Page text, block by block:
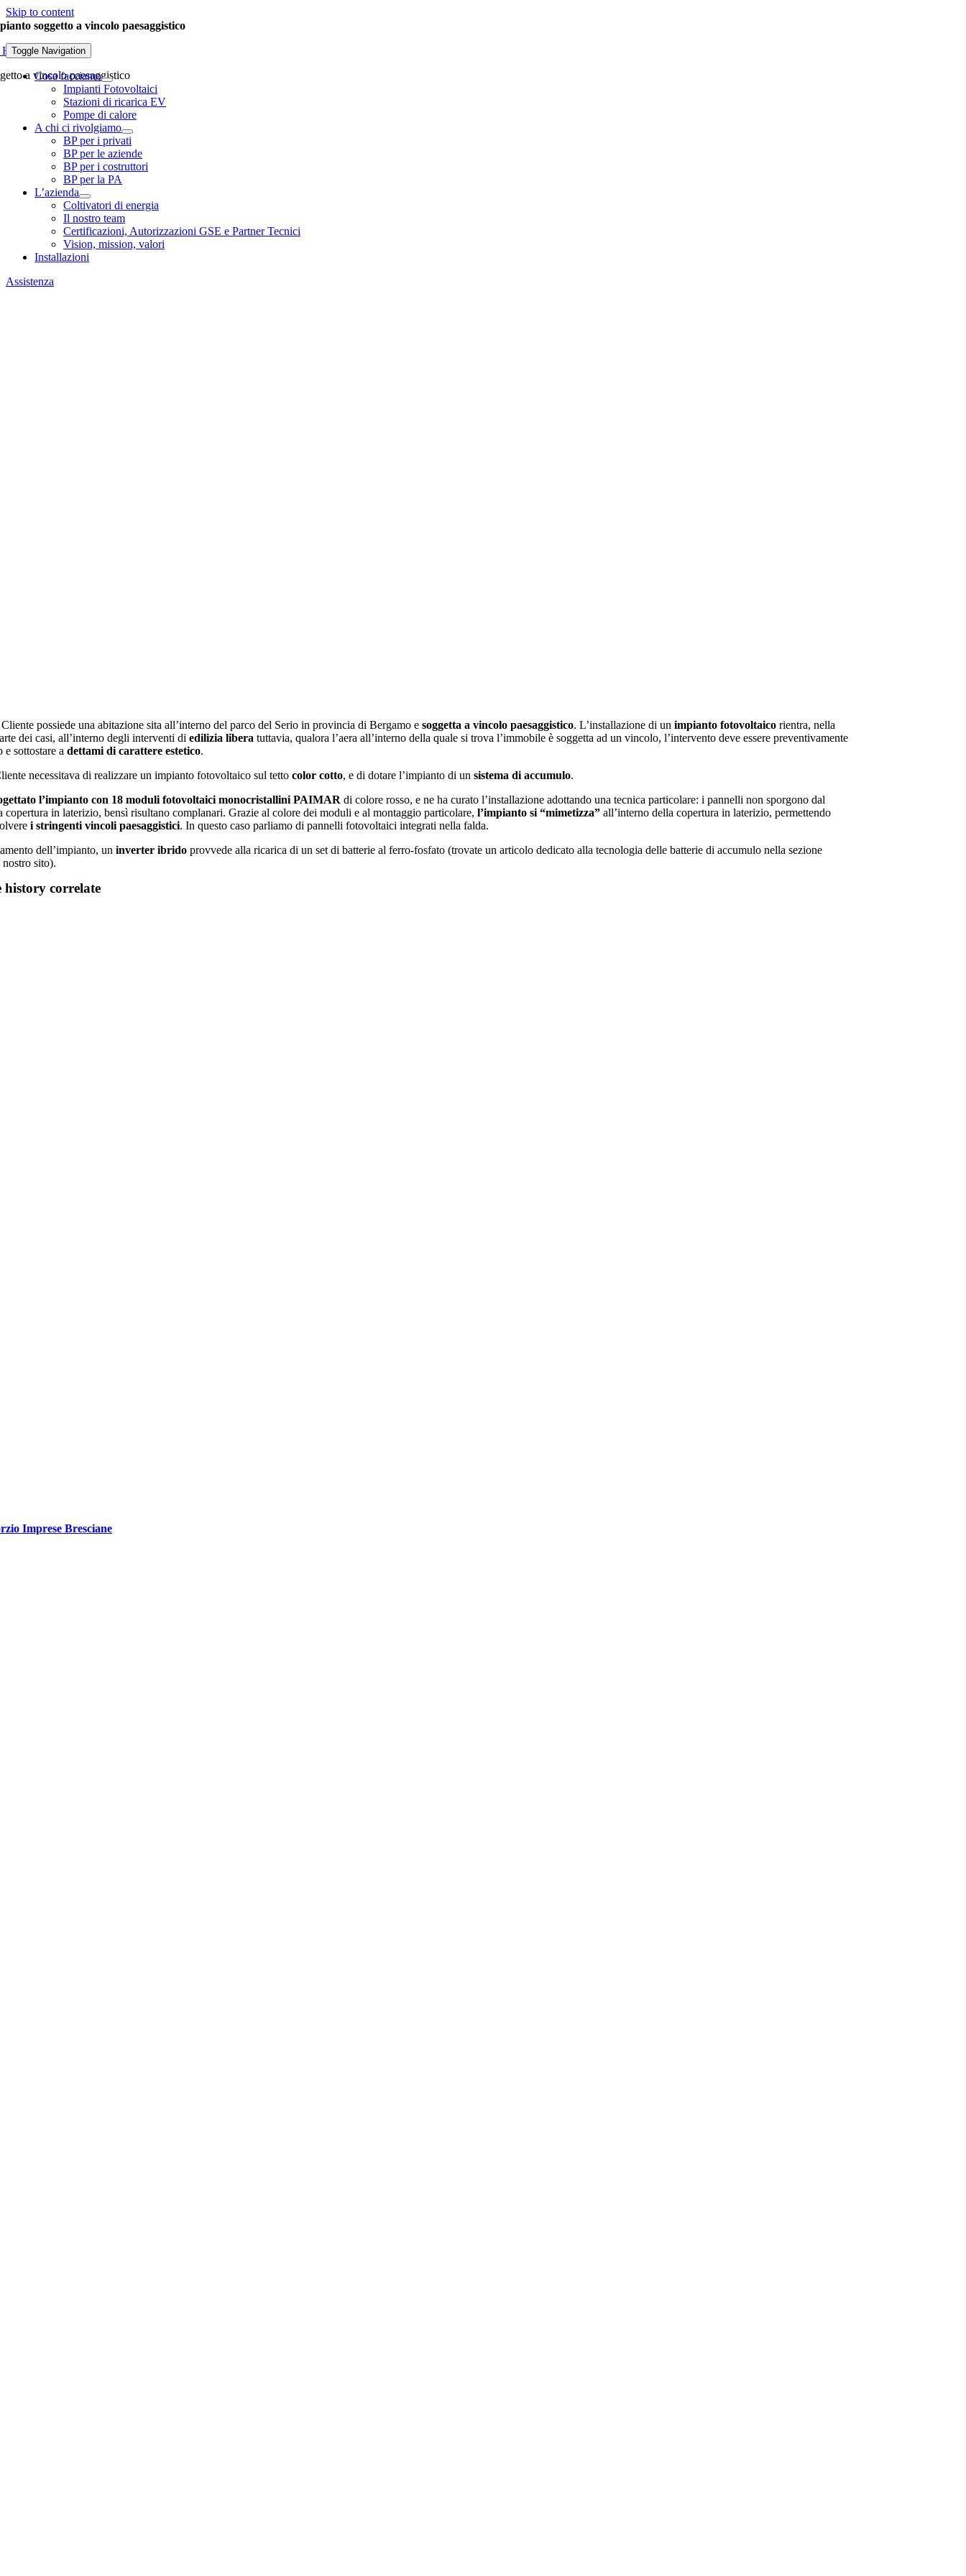
Skip to content
Toggle Navigation
Cosa facciamo
Impianti Fotovoltaici
Stazioni di ricarica EV
Pompe di calore
A chi ci rivolgiamo
BP per i privati
BP per le aziende
BP per i costruttori
BP per la PA
L’azienda
Coltivatori di energia
Il nostro team
Certificazioni, Autorizzazioni GSE e Partner Tecnici
Vision, mission, valori
Installazioni
Assistenza
soggetto a vincolo paesaggistico
History|
a vincolo paesaggistico
possiede una abitazione sita all’interno del parco del Serio in provincia di Bergamo e soggetta a vincolo paesaggistico. L’installazione di un impianto fotovoltaicorientra, nella
dei casi, all’interno degli interventi di edilizia libera tuttavia, qualora l’aera all’interno della quale si trova l’immobile è soggetta ad un vincolo, l’intervento deve essere preventivamente
e sottostare a dettami di carattere estetico.
necessitava di realizzare un impianto fotovoltaico sul tetto color cotto, e di dotare l’impianto di un sistema di accumulo.
l’impianto con 18 moduli fotovoltaici monocristallini PAIMAR di colore rosso, e ne ha curato l’installazione adottando una tecnica particolare: i pannelli non sporgono dal
copertura in laterizio, bensì risultano complanari. Grazie al colore dei moduli e al montaggio particolare, l’impianto si “mimetizza”all’interno della copertura in laterizio, permettendo
i stringenti vincoli paesaggistici. In questo caso parliamo di pannelli fotovoltaici integrati nella falda.
dell’impianto, un inverter ibridoprovvede alla ricarica di un set di batterie al ferro-fosfato (trovate un articolo dedicato alla tecnologia delle batterie di accumulo nella sezione
sito).
history correlate
Imprese Bresciane